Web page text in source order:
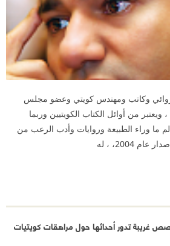
وكاتب ومهندس كويتي وعضو مجلس
، ويعتبر من أوائل الكتاب الكويتيين وربما
ما وراء الطبيعة وروايات وأدب الرعب من
2004، ، له
غريبة تدور أحداثها حول مراهقات كويتيات